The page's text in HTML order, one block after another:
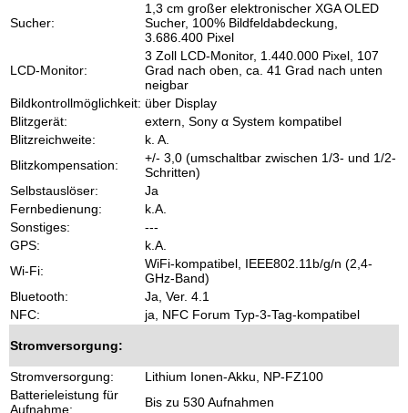
Sucher:
1,3 cm großer elektronischer XGA OLED
Sucher, 100% Bildfeldabdeckung,
3.686.400 Pixel
LCD-Monitor:
3 Zoll LCD-Monitor, 1.440.000 Pixel, 107
Grad nach oben, ca. 41 Grad nach unten
neigbar
Bildkontrollmöglichkeit: über Display
Blitzgerät:
extern, Sony α System kompatibel
Blitzreichweite:
k. A.
Blitzkompensation:
+/- 3,0 (umschaltbar zwischen 1/3- und 1/2-
Schritten)
Selbstauslöser:
Ja
Fernbedienung:
k.A.
Sonstiges:
---
GPS:
k.A.
Wi-Fi:
WiFi-kompatibel, IEEE802.11b/g/n (2,4-
GHz-Band)
Bluetooth:
Ja, Ver. 4.1
NFC:
ja, NFC Forum Typ-3-Tag-kompatibel
Stromversorgung:
Stromversorgung:
Lithium Ionen-Akku, NP-FZ100
Batterieleistung für
Aufnahme:
Bis zu 530 Aufnahmen